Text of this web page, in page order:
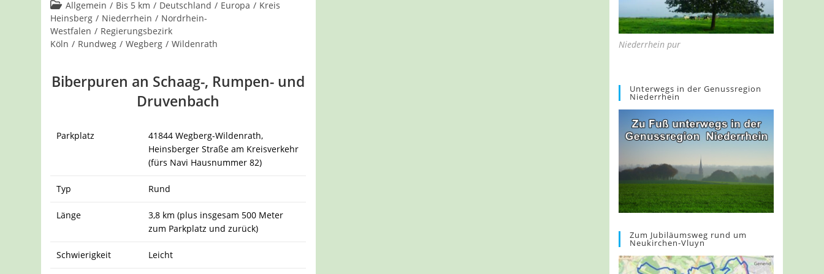
Beitrags-
Kategorie:
Allgemein / Bis 5 km / Deutschland / Europa / Kreis
Heinsberg / Niederrhein / Nordrhein-
Westfalen / Regierungsbezirk
Köln / Rundweg / Wegberg / Wildenrath
Biberpuren an Schaag-, Rumpen- und
Druvenbach
Parkplatz
41844 Wegberg-Wildenrath,
Heinsberger Straße am Kreisverkehr
(fürs Navi Hausnummer 82)
Typ Rund
Länge
3,8 km (plus insgesam 500 Meter
zum Parkplatz und zurück)
Schwierigkeit Leicht
Niederrhein pur
Unterwegs in der Genussregion
Niederrhein
Zum Jubiläumsweg rund um
Neukirchen-Vluyn